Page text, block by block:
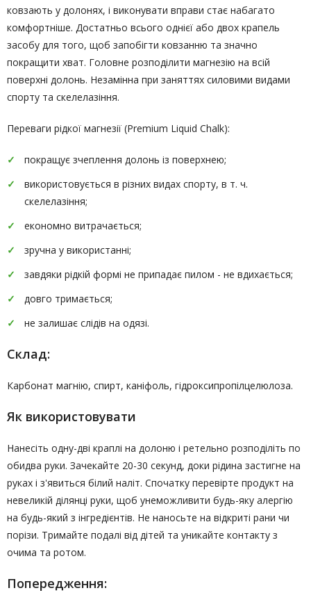
ковзають у долонях, і виконувати вправи стає набагато
комфортніше. Достатньо всього однієї або двох крапель
засобу для того, щоб запобігти ковзанню та значно
покращити хват. Головне розподілити магнезію на всій
поверхні долонь. Незамінна при заняттях силовими видами
спорту та скелелазіння.
Переваги рідкої магнезії (Premium Liquid Chalk):
покращує зчеплення долонь із поверхнею;
використовується в різних видах спорту, в т. ч.
скелелазіння;
економно витрачається;
зручна у використанні;
завдяки рідкій формі не припадає пилом - не вдихається;
довго тримається;
не залишає слідів на одязі.
Склад:
Карбонат магнію, спирт, каніфоль, гідроксипропілцелюлоза.
Як використовувати
Нанесіть одну-дві краплі на долоню і ретельно розподіліть по
обидва руки. Зачекайте 20-30 секунд, доки рідина застигне на
руках і з'явиться білий наліт. Спочатку перевірте продукт на
невеликій ділянці руки, щоб унеможливити будь-яку алергію
на будь-який з інгредієнтів. Не наносьте на відкриті рани чи
порізи. Тримайте подалі від дітей та уникайте контакту з
очима та ротом.
Попередження: